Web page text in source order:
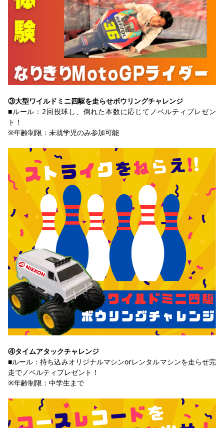
③大型ワイルドミニ四駆を走らせボウリングチャレンジ
■ルール：2回投球し、倒れた本数に応じてノベルティプレゼン
ト！
※年齢制限：未就学児のみ参加可能
④タイムアタックチャレンジ
■ルール：持ち込みオリジナルマシンorレンタルマシンを走らせ完
走でノベルティプレゼント！
※年齢制限：中学生まで